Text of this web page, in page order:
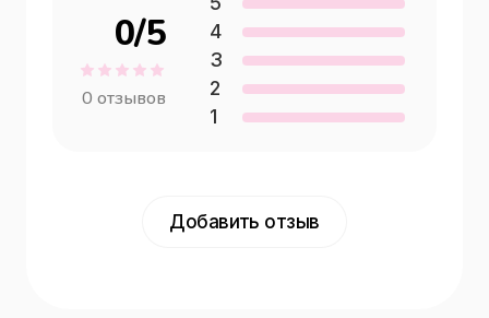
0/5
0 отзывов
4
3
2
1
Добавить отзыв